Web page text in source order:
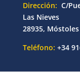
Dirección: C/
Las Nieves
28935,
Teléfono: +34